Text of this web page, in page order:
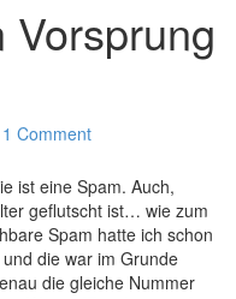
1 Comment
ist eine Spam. Auch,
geflutscht ist… wie zum
Spam hatte ich schon
die war im Grunde
die gleiche Nummer